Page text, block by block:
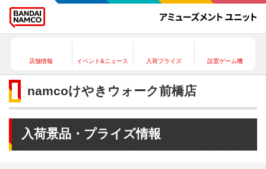
店舗情報 イベント&ニュース 入荷プライズ 設置ゲーム機
namcoけやきウォーク前橋店
入荷景品・プライズ情報